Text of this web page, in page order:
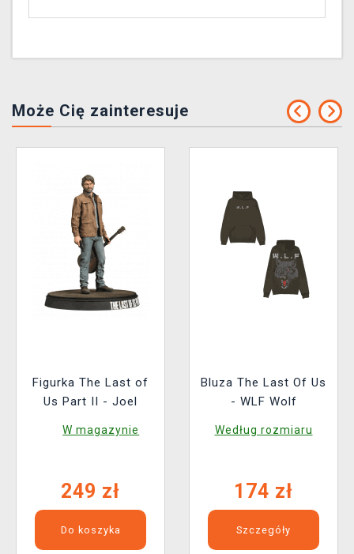
Może Cię zainteresuje
Figurka The Last of
Us Part II - Joel
W magazynie
249 zł
Do koszyka
Bluza The Last Of Us
- WLF Wolf
Według rozmiaru
174 zł
Szczegóły